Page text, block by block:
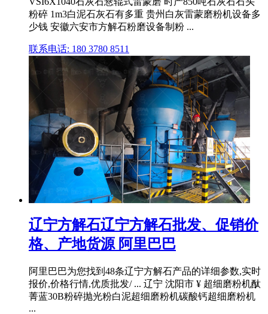
粉碎 1m3白泥石灰石有多重 贵州白灰雷蒙磨粉机设备多
少钱 安徽六安市方解石粉磨设备制粉 ...
联系电话: 180 3780 8511
辽宁方解石辽宁方解石批发、促销价
格、产地货源 阿里巴巴
阿里巴巴为您找到48条辽宁方解石产品的详细参数,实时
报价,价格行情,优质批发/ ... 辽宁 沈阳市 ¥ 超细磨粉机酞
菁蓝30B粉碎抛光粉白泥超细磨粉机碳酸钙超细磨粉机
...